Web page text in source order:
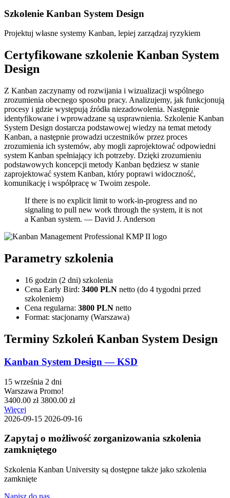
Szkolenie Kanban System Design
Projektuj własne systemy Kanban, lepiej zarządzaj ryzykiem
Certyfikowane szkolenie Kanban System
Design
Z Kanban zaczynamy od rozwijania i wizualizacji wspólnego
zrozumienia obecnego sposobu pracy. Analizujemy, jak funkcjonują
procesy i gdzie występują źródła niezadowolenia. Następnie
identyfikowane i wprowadzane są usprawnienia. Szkolenie Kanban
System Design dostarcza podstawowej wiedzy na temat metody
Kanban, a następnie prowadzi uczestników przez proces
zrozumienia ich systemów, aby mogli zaprojektować odpowiedni
system Kanban spełniający ich potrzeby. Dzięki zrozumieniu
podstawowych koncepcji metody Kanban będziesz w stanie
zaprojektować system Kanban, który poprawi widoczność,
komunikację i współpracę w Twoim zespole.
If there is no explicit limit to work-in-progress and no
signaling to pull new work through the system, it is not
a Kanban system. — David J. Anderson
Parametry szkolenia
16 godzin (2 dni) szkolenia
Cena Early Bird: 3400 PLN netto (do 4 tygodni przed
szkoleniem)
Cena regularna: 3800 PLN netto
Format: stacjonarny (Warszawa)
Terminy Szkoleń Kanban System Design
Kanban System Design — KSD
15 września 2 dni
Warszawa Promo!
3400.00 zł 3800.00 zł
Więcej
2026-09-15 2026-09-16
Zapytaj o możliwość zorganizowania szkolenia
zamkniętego
Szkolenia Kanban University są dostępne także jako szkolenia
zamknięte
Napisz do nas